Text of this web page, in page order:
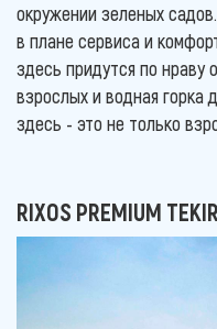
окружении зеленых
в плане сервиса и
здесь придутся по нраву
взрослых и водная горка
здесь - это не только
RIXOS PREMIUM